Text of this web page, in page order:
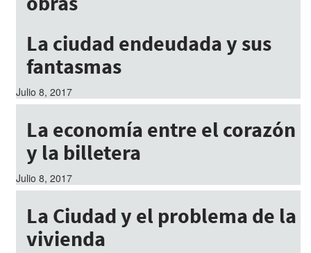
La ciudad endeudada y sus
fantasmas
Julio 8, 2017
La economía entre el corazón
y la billetera
Julio 8, 2017
La Ciudad y el problema de la
vivienda